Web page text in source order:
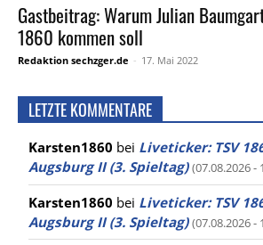
Gastbeitrag: Warum Julian
1860 kommen soll
Redaktion sechzger.de - 17. Mai 2022
LETZTE KOMMENTARE
Karsten1860 bei Liveticker: TSV
Augsburg II (3. Spieltag) (07.08.2026 -
Karsten1860 bei Liveticker: TSV
Augsburg II (3. Spieltag) (07.08.2026 -